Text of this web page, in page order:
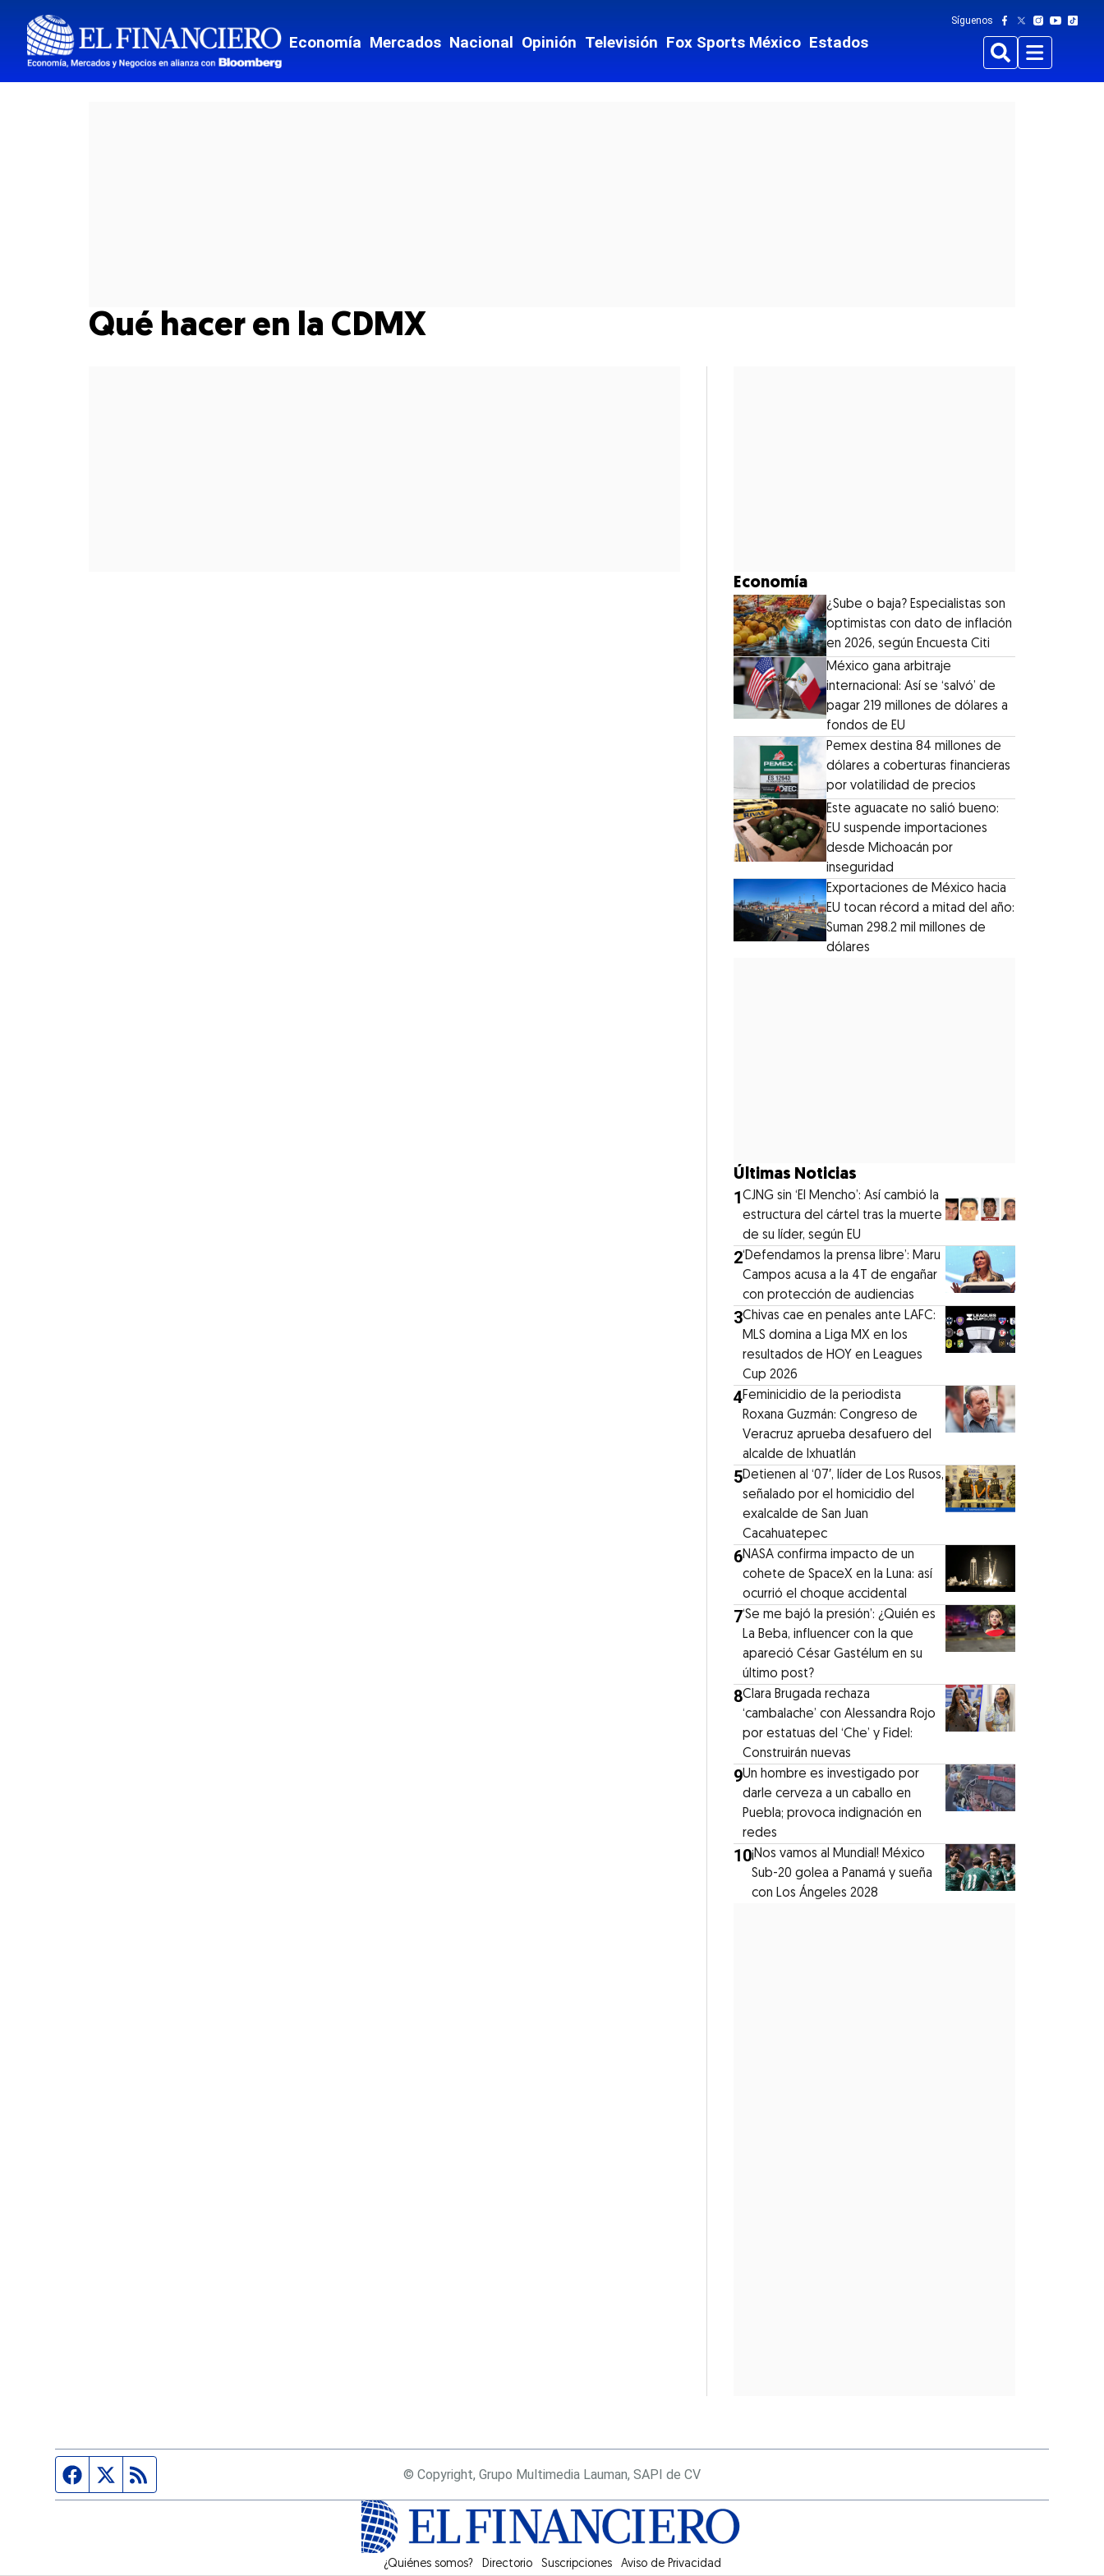
Economía Mercados Nacional Opinión Televisión Fox Sports México Estados
Síguenos
BuscarMenu
Qué hacer en la CDMX
Economía
¿Sube o baja? Especialistas son
optimistas con dato de inflación
en 2026, según Encuesta Citi
México gana arbitraje
internacional: Así se ‘salvó’ de
pagar 219 millones de dólares a
fondos de EU
Pemex destina 84 millones de
dólares a coberturas financieras
por volatilidad de precios
Este aguacate no salió bueno:
EU suspende importaciones
desde Michoacán por
inseguridad
Exportaciones de México hacia
EU tocan récord a mitad del año:
Suman 298.2 mil millones de
dólares
Últimas Noticias
1CJNG sin ‘El Mencho’: Así cambió la
estructura del cártel tras la muerte
de su líder, según EU
2‘Defendamos la prensa libre’: Maru
Campos acusa a la 4T de engañar
con protección de audiencias
3Chivas cae en penales ante LAFC:
MLS domina a Liga MX en los
resultados de HOY en Leagues
Cup 2026
4Feminicidio de la periodista
Roxana Guzmán: Congreso de
Veracruz aprueba desafuero del
alcalde de Ixhuatlán
5Detienen al ‘07′, líder de Los Rusos,
señalado por el homicidio del
exalcalde de San Juan
Cacahuatepec
6NASA confirma impacto de un
cohete de SpaceX en la Luna: así
ocurrió el choque accidental
7‘Se me bajó la presión’: ¿Quién es
La Beba, influencer con la que
apareció César Gastélum en su
último post?
8Clara Brugada rechaza
‘cambalache’ con Alessandra Rojo
por estatuas del ‘Che’ y Fidel:
Construirán nuevas
9Un hombre es investigado por
darle cerveza a un caballo en
Puebla; provoca indignación en
redes
10¡Nos vamos al Mundial! México
Sub-20 golea a Panamá y sueña
con Los Ángeles 2028
Página de Facebook
Fuente Twitter © Copyright, Grupo Multimedia Lauman, SAPI de CV
¿Quiénes somos? Directorio SuscripcionesOpens in new window
Aviso de Privacidad